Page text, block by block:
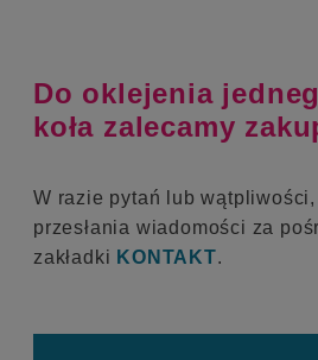
Do oklejenia
koła zalecamy
W razie pytań lub
przesłania wiadomości za
zakładki KONTAKT.